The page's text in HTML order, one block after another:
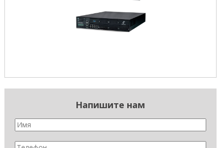
Напишите нам